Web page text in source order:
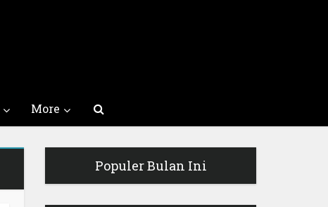
More
Populer Bulan Ini